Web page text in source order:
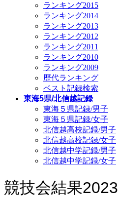
ランキング2015
ランキング2014
ランキング2013
ランキング2012
ランキング2011
ランキング2010
ランキング2009
歴代ランキング
ベスト記録検索
東海5県/北信越記録
東海５県記録/男子
東海５県記録/女子
北信越高校記録/男子
北信越高校記録/女子
北信越中学記録/男子
北信越中学記録/女子
競技会結果2023